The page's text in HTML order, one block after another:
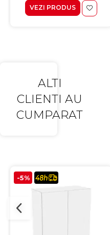
VEZI PRODUS
ALTI
CLIENTI AU
CUMPARAT
-5%